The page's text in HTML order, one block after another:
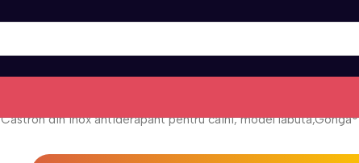
Castron din inox antiderapant pentru caini, model labuta,Gonga®